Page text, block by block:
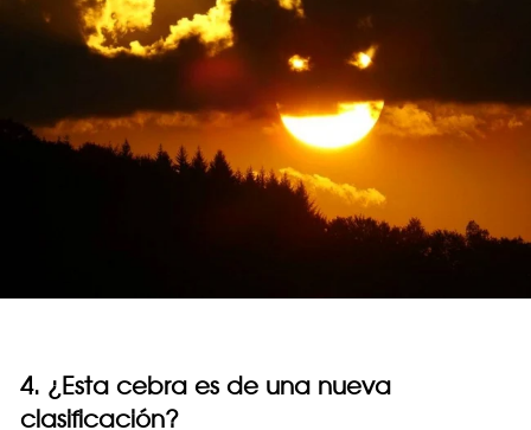
4. ¿Esta cebra es de una nueva
clasificación?